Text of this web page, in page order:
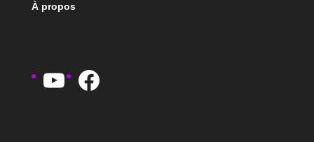
À propos
YouTube
Facebook